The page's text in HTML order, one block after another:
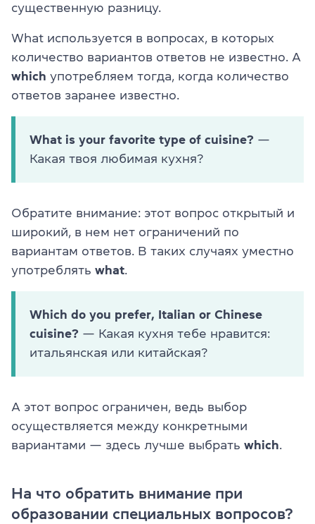
существенную разницу.
What используется в вопросах, в которых
количество вариантов ответов не известно. А
which употребляем тогда, когда количество
ответов заранее известно.
What is your favorite type of cuisine? —
Какая твоя любимая кухня?
Обратите внимание: этот вопрос открытый и
широкий, в нем нет ограничений по
вариантам ответов. В таких случаях уместно
употреблять what.
Which do you prefer, Italian or Chinese
cuisine? — Какая кухня тебе нравится:
итальянская или китайская?
А этот вопрос ограничен, ведь выбор
осуществляется между конкретными
вариантами — здесь лучше выбрать which.
На что обратить внимание при
образовании специальных вопросов?